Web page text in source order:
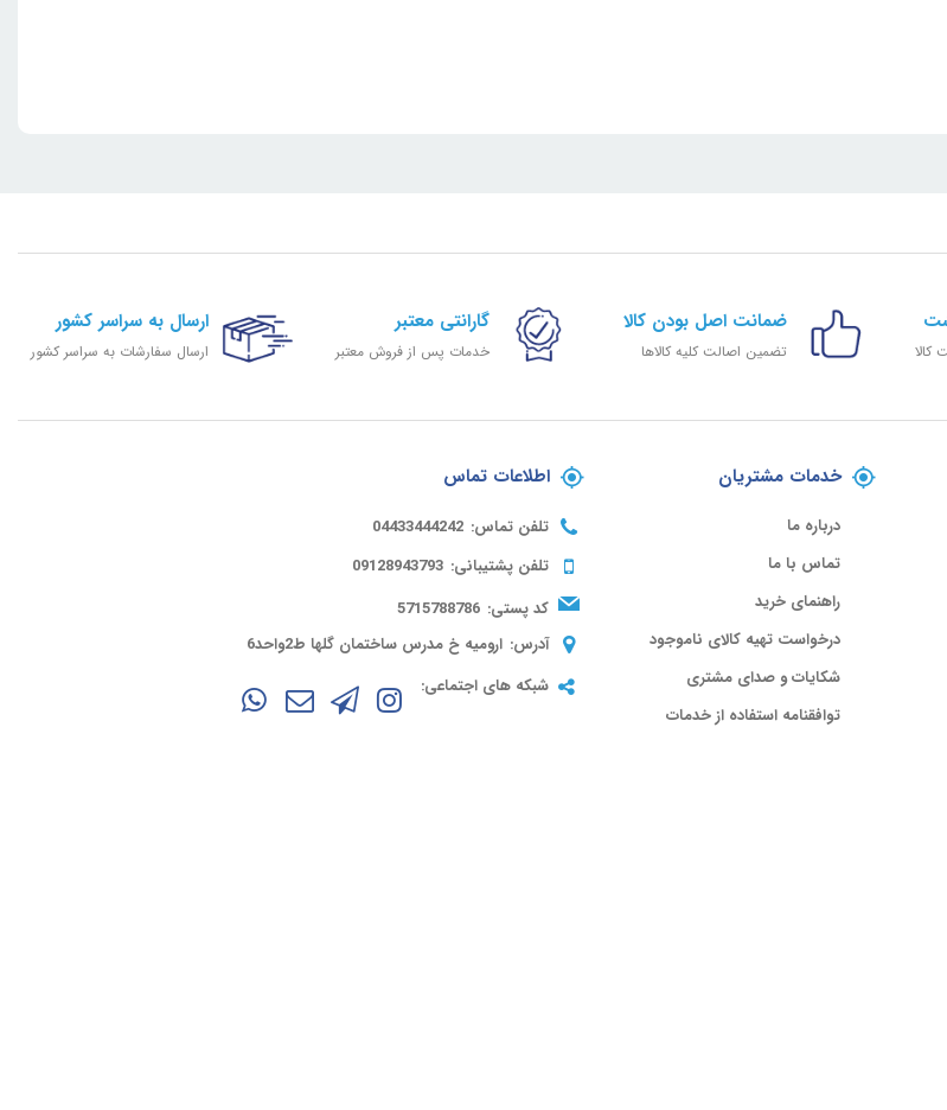
ضمانت اصل بودن کالا
تضمین اصالت کلیه کالاها
گارانتی معتبر
خدمات پس از فروش معتبر
ارسال به سراسر کشور
ارسال سفارشات به سراسر کشور
خدمات مشتریان
درباره ما
تماس با ما
راهنمای خرید
درخواست تهیه کالای ناموجود
شکایات و صدای مشتری
توافقنامه استفاده از خدمات
اطلاعات تماس
تلفن تماس: 04433444242
تلفن پشتیبانی: 09128943793
کد پستی: 5715788786
آدرس: ارومیه خ مدرس ساختمان گلها ط2واحد6
شبکه های اجتماعی: